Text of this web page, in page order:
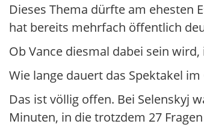
Dieses Thema dürfte am ehesten
hat bereits mehrfach öffentlich
Ob Vance diesmal dabei sein
Wie lange dauert das Spektakel im
Das ist völlig offen. Bei Selenskyj
Minuten, in die trotzdem 27